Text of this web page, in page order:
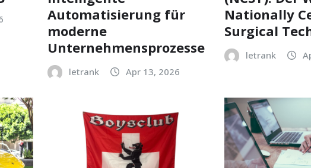
Automatisierung für
moderne
Unternehmensprozesse
letrank Apr 13, 2026
Nationally
Surgical
letrank